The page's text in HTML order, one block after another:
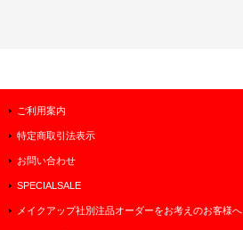
ご利用案内
特定商取引法表示
お問い合わせ
SPECIALSALE
メイクアップ社別注品オーダーをお考えのお客様へ